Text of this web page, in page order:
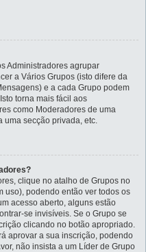
Administradores agrupar
a Vários Grupos (isto difere da
e a cada Grupo podem
torna mais fácil aos
como Moderadores de uma
uma secção privada, etc.
clique no atalho de Grupos no
uso), podendo então ver todos os
acesso aberto, alguns estão
se invisíveis. Se o Grupo se
clicando no botão apropriado.
aprovar a sua inscrição, podendo
não insista a um Líder de Grupo